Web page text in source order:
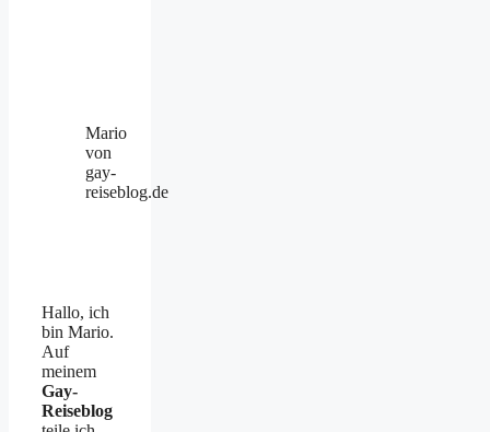
Mario
von
gay-
reiseblog.de
Hallo, ich
bin Mario.
Auf
meinem
Gay-
Reiseblog